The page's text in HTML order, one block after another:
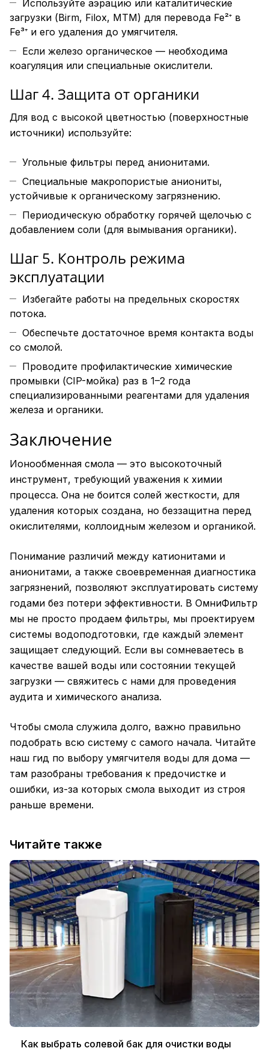
Используйте аэрацию или каталитические
загрузки (Birm, Filox, MTM) для перевода Fe²⁺ в
Fe³⁺ и его удаления до умягчителя.
Если железо органическое — необходима
коагуляция или специальные окислители.
Шаг 4. Защита от органики
Для вод с высокой цветностью (поверхностные
источники) используйте:
Угольные фильтры перед анионитами.
Специальные макропористые аниониты,
устойчивые к органическому загрязнению.
Периодическую обработку горячей щелочью с
добавлением соли (для вымывания органики).
Шаг 5. Контроль режима
эксплуатации
Избегайте работы на предельных скоростях
потока.
Обеспечьте достаточное время контакта воды
со смолой.
Проводите профилактические химические
промывки (CIP-мойка) раз в 1–2 года
специализированными реагентами для удаления
железа и органики.
Заключение
Ионообменная смола — это высокоточный
инструмент, требующий уважения к химии
процесса. Она не боится солей жесткости, для
удаления которых создана, но беззащитна перед
окислителями, коллоидным железом и органикой.
Понимание различий между катионитами и
анионитами, а также своевременная диагностика
загрязнений, позволяют эксплуатировать систему
годами без потери эффективности. В ОмниФильтр
мы не просто продаем фильтры, мы проектируем
системы водоподготовки, где каждый элемент
защищает следующий. Если вы сомневаетесь в
качестве вашей воды или состоянии текущей
загрузки — свяжитесь с нами для проведения
аудита и химического анализа.
Чтобы смола служила долго, важно правильно
подобрать всю систему с самого начала. Читайте
наш гид по выбору умягчителя воды для дома —
там разобраны требования к предочистке и
ошибки, из-за которых смола выходит из строя
раньше времени.
Читайте также
Как выбрать солевой бак для очистки воды